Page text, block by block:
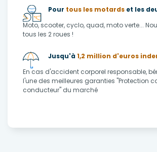
Pour tous les motards et les
Moto, scooter, cyclo, quad, moto verte...
tous les 2 roues !
Jusqu'à1,2 million d'euros
En cas d'accident corporel responsable,
l'une des meilleures garanties "Protection
conducteur" du marché